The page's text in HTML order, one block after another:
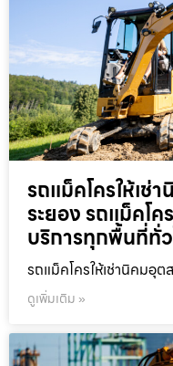
รถแม็คโครให้เช่
ระยอง รถแม็คโค
บริการทุกพื้นที่ทั่
รถแม็คโครให้เช่านิคมอุต
ดูเพิ่มเติม »